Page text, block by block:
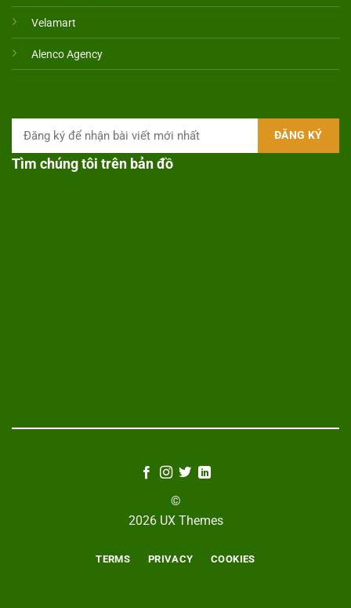
Velamart
Alenco Agency
Tìm chúng tôi trên bản đồ
©
2026 UX Themes
TERMS PRIVACY COOKIES